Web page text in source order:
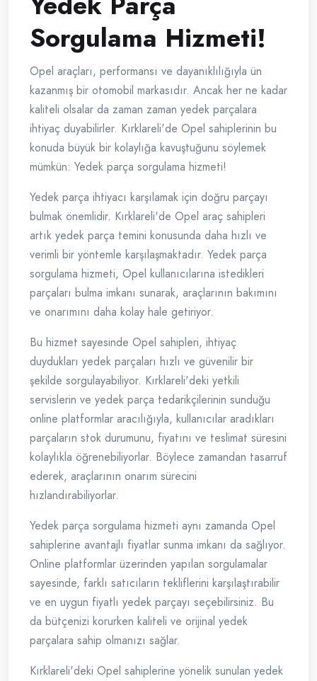
Sorgulama Hizmeti!
Opel araçları, performansı ve dayanıklılığıyla ün
kazanmış bir otomobil markasıdır. Ancak her ne kadar
kaliteli olsalar da zaman zaman yedek parçalara
ihtiyaç duyabilirler. Kırklareli'de Opel sahiplerinin bu
konuda büyük bir kolaylığa kavuştuğunu söylemek
mümkün: Yedek parça sorgulama hizmeti!
Yedek parça ihtiyacı karşılamak için doğru parçayı
bulmak önemlidir. Kırklareli'de Opel araç sahipleri
artık yedek parça temini konusunda daha hızlı ve
verimli bir yöntemle karşılaşmaktadır. Yedek parça
sorgulama hizmeti, Opel kullanıcılarına istedikleri
parçaları bulma imkanı sunarak, araçlarının bakımını
ve onarımını daha kolay hale getiriyor.
Bu hizmet sayesinde Opel sahipleri, ihtiyaç
duydukları yedek parçaları hızlı ve güvenilir bir
şekilde sorgulayabiliyor. Kırklareli'deki yetkili
servislerin ve yedek parça tedarikçilerinin sunduğu
online platformlar aracılığıyla, kullanıcılar aradıkları
parçaların stok durumunu, fiyatını ve teslimat süresini
kolaylıkla öğrenebiliyorlar. Böylece zamandan tasarruf
ederek, araçlarının onarım sürecini
hızlandırabiliyorlar.
Yedek parça sorgulama hizmeti aynı zamanda Opel
sahiplerine avantajlı fiyatlar sunma imkanı da sağlıyor.
Online platformlar üzerinden yapılan sorgulamalar
sayesinde, farklı satıcıların tekliflerini karşılaştırabilir
ve en uygun fiyatlı yedek parçayı seçebilirsiniz. Bu
da bütçenizi korurken kaliteli ve orijinal yedek
parçalara sahip olmanızı sağlar.
Kırklareli'deki Opel sahiplerine yönelik sunulan yedek